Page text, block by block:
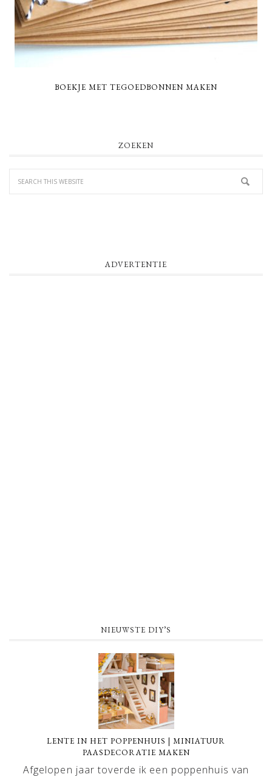
BOEKJE MET TEGOEDBONNEN MAKEN
ZOEKEN
ADVERTENTIE
NIEUWSTE DIY’S
LENTE IN HET POPPENHUIS | MINIATUUR
PAASDECORATIE MAKEN
Afgelopen jaar toverde ik een poppenhuis van